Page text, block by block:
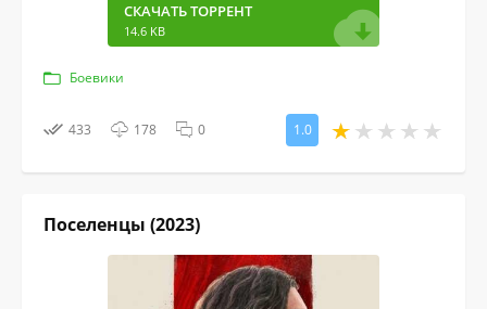
СКАЧАТЬ ТОРРЕНТ
14.6 KB
Боевики
433 178 0 1.0
Поселенцы (2023)